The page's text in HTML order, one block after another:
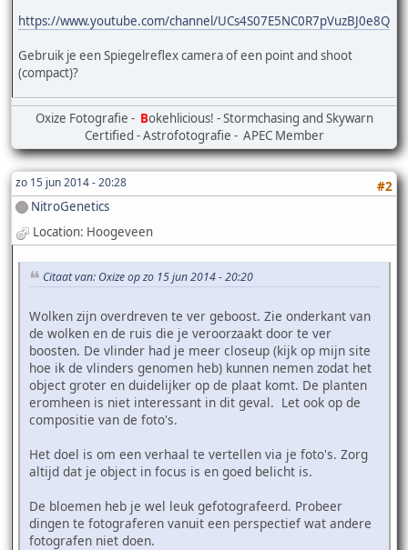
https://www.youtube.com/channel/UCs4S07E5NC0R7pVuzBJ0e8Q
Gebruik je een Spiegelreflex camera of een point and shoot
(compact)?
Oxize Fotografie - Bokehlicious! - Stormchasing and Skywarn
Certified - Astrofotografie - APEC Member
zo 15 jun 2014 - 20:28
#2
NitroGenetics
Location: Hoogeveen
Citaat van: Oxize op zo 15 jun 2014 - 20:20
Wolken zijn overdreven te ver geboost. Zie onderkant van
de wolken en de ruis die je veroorzaakt door te ver
boosten. De vlinder had je meer closeup (kijk op mijn site
hoe ik de vlinders genomen heb) kunnen nemen zodat het
object groter en duidelijker op de plaat komt. De planten
eromheen is niet interessant in dit geval. Let ook op de
compositie van de foto's.
Het doel is om een verhaal te vertellen via je foto's. Zorg
altijd dat je object in focus is en goed belicht is.
De bloemen heb je wel leuk gefotografeerd. Probeer
dingen te fotograferen vanuit een perspectief wat andere
fotografen niet doen.